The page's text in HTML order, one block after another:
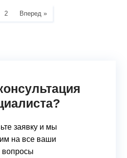
2 Вперед »
заявку и мы
на все ваши
вопросы